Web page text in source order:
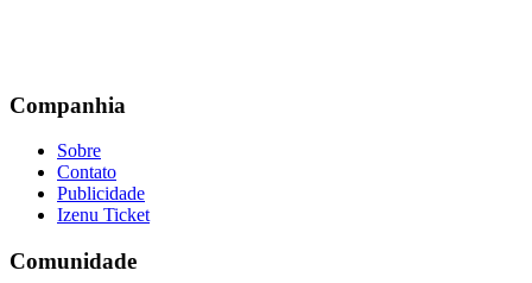
Companhia
Sobre
Contato
Publicidade
Izenu Ticket
Comunidade